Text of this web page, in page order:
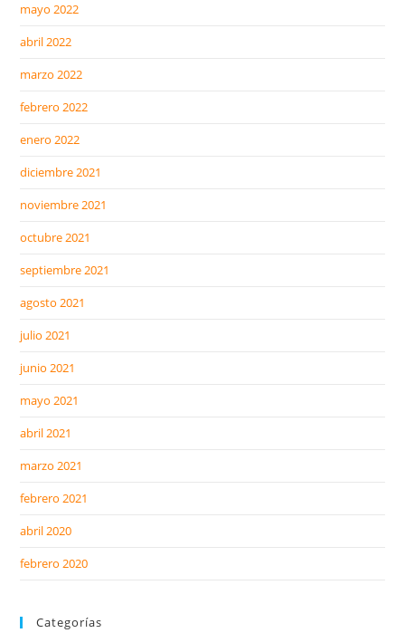
mayo 2022
abril 2022
marzo 2022
febrero 2022
enero 2022
diciembre 2021
noviembre 2021
octubre 2021
septiembre 2021
agosto 2021
julio 2021
junio 2021
mayo 2021
abril 2021
marzo 2021
febrero 2021
abril 2020
febrero 2020
Categorías